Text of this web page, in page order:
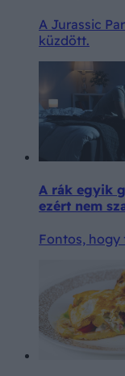
A Jurassic
küzdött.
A rák egyik
ezért nem
Fontos, hogy